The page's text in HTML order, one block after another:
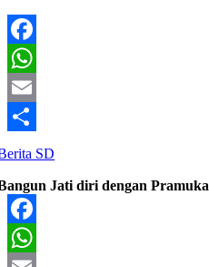
Facebook
WhatsApp
Email
Share
SD
Jati diri dengan Pramuka
Facebook